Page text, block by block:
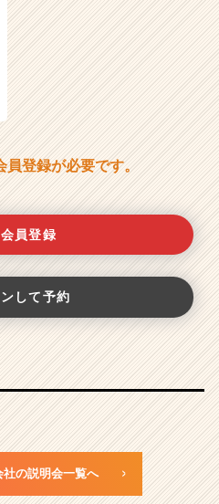
登録が必要です。
員登録
して予約
社の説明会一覧へ